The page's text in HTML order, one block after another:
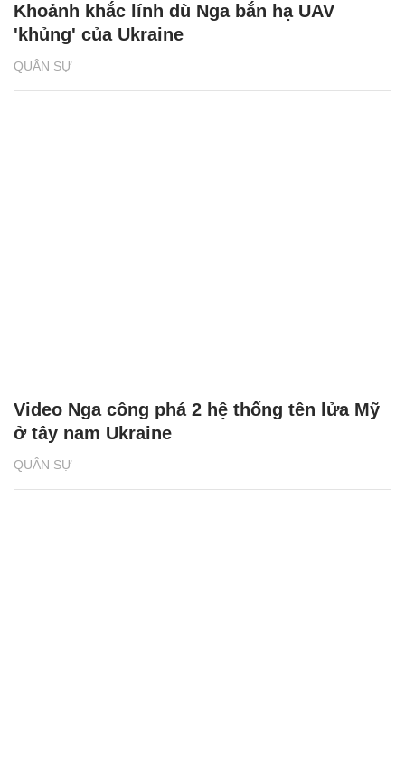
QUÂN SỰ
Khoảnh khắc lính dù Nga bắn hạ UAV
'khủng' của Ukraine
QUÂN SỰ
Video Nga công phá 2 hệ thống tên lửa Mỹ
ở tây nam Ukraine